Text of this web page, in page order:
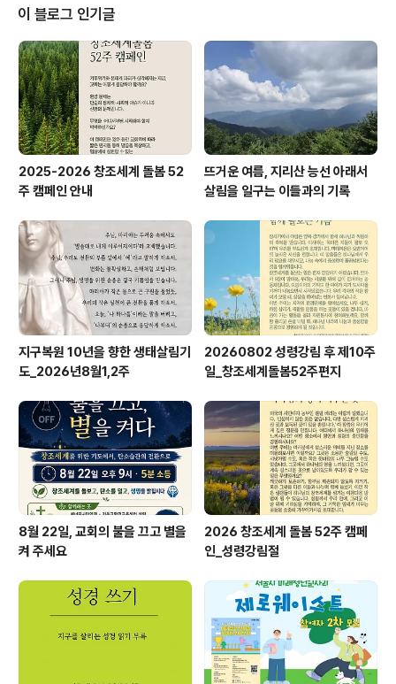
동교회 - 유투브 실시간 스트리밍 주소 : https://youtu.b
e/NR2AYcTcHCo #살림 #건강도시 #마을교회
이 블로그 인기글
2025-2026 창조세계 돌봄 52
주 캠페인 안내
뜨거운 여름, 지리산 능선 아래서
살림을 일구는 이들과의 기록
지구복원 10년을 향한 생태살림기
도_2026년8월1,2주
20260802 성령강림 후 제10주
일_창조세계돌봄52주편지
8월 22일, 교회의 불을 끄고 별을
켜 주세요
2026 창조세계 돌봄 52주 캠페
인_성령강림절